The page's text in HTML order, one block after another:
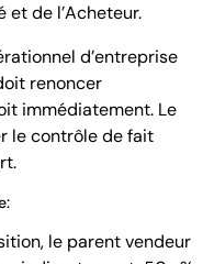
de l’Acheteur.
d’entreprise
renoncer
immédiatement. Le
le contrôle de fait
le parent vendeur